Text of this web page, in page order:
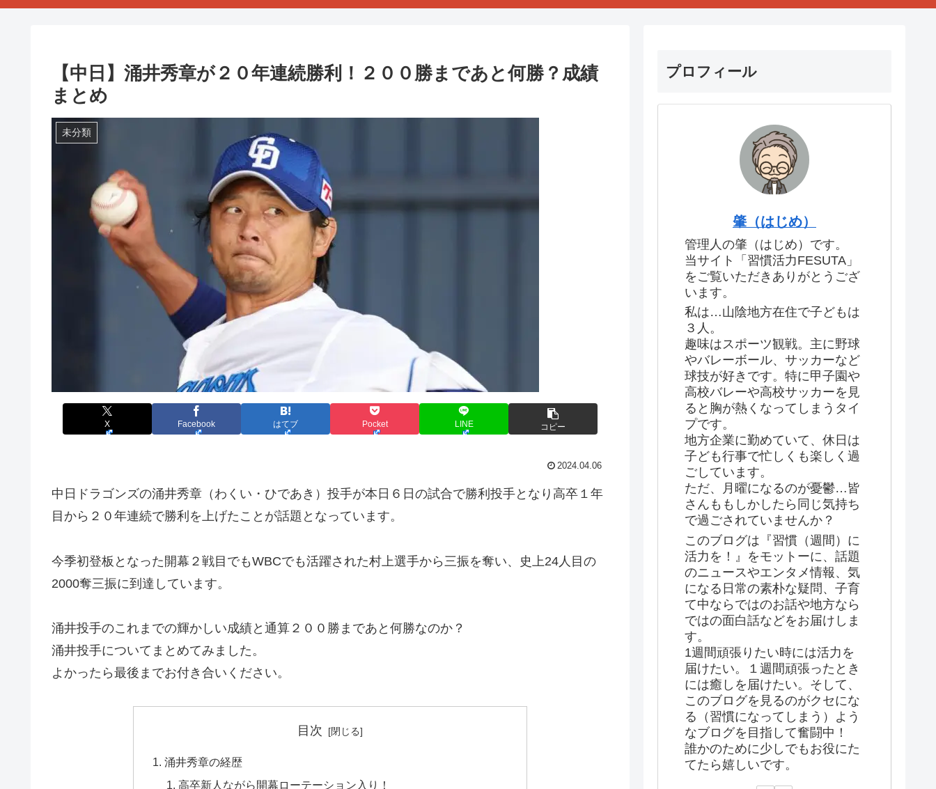
【中日】涌井秀章が２０年連続勝利！２００勝まであと何勝？成績
まとめ
未分類
X Facebook はてブ Pocket LINE コピー
2024.04.06
中日ドラゴンズの涌井秀章（わくい・ひであき）投手が本日６日の試合で勝利投手となり高卒１年
目から２０年連続で勝利を上げたことが話題となっています。
今季初登板となった開幕２戦目でもWBCでも活躍された村上選手から三振を奪い、史上24人目の
2000奪三振に到達しています。
涌井投手のこれまでの輝かしい成績と通算２００勝まであと何勝なのか？
涌井投手についてまとめてみました。
よかったら最後までお付き合いください。
目次
涌井秀章の経歴
高卒新人ながら開幕ローテーション入り！
プロフィール
肇（はじめ）
管理人の肇（はじめ）です。
当サイト「習慣活力FESUTA」
をご覧いただきありがとうござ
います。
私は…山陰地方在住で子どもは
３人。
趣味はスポーツ観戦。主に野球
やバレーボール、サッカーなど
球技が好きです。特に甲子園や
高校バレーや高校サッカーを見
ると胸が熱くなってしまうタイ
プです。
地方企業に勤めていて、休日は
子ども行事で忙しくも楽しく過
ごしています。
ただ、月曜になるのが憂鬱…皆
さんももしかしたら同じ気持ち
で過ごされていませんか？
このブログは『習慣（週間）に
活力を！』をモットーに、話題
のニュースやエンタメ情報、気
になる日常の素朴な疑問、子育
て中ならではのお話や地方なら
ではの面白話などをお届けしま
す。
1週間頑張りたい時には活力を
届けたい。１週間頑張ったとき
には癒しを届けたい。そして、
このブログを見るのがクセにな
る（習慣になってしまう）よう
なブログを目指して奮闘中！
誰かのために少しでもお役にた
てたら嬉しいです。